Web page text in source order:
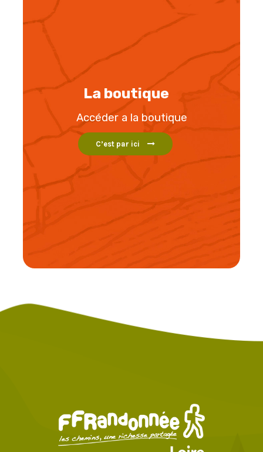
La boutique
Accéder a la boutique
C’est par ici